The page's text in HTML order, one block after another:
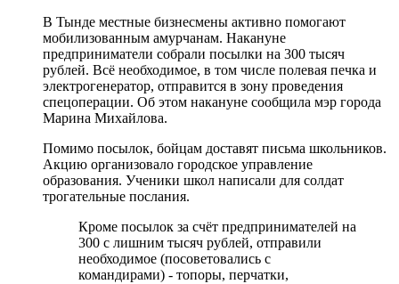
В Тынде местные бизнесмены активно помогают
мобилизованным амурчанам. Накануне
предприниматели собрали посылки на 300 тысяч
рублей. Всё необходимое, в том числе полевая печка и
электрогенератор, отправится в зону проведения
спецоперации. Об этом накануне сообщила мэр города
Марина Михайлова.
Помимо посылок, бойцам доставят письма школьников.
Акцию организовало городское управление
образования. Ученики школ написали для солдат
трогательные послания.
Кроме посылок за счёт предпринимателей на
300 с лишним тысяч рублей, отправили
необходимое (посоветовались с
командирами) - топоры, перчатки,